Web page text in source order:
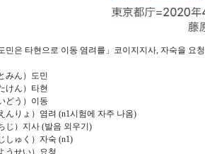
민은 타현으로 이동 염려를」코이지지사, 자숙을 요청
みん）도민
けん）타현
どう）이동
んりょ）염려 (n1시험에 자주 나옴)
じ）지사 (발음 외우기)
しゅく）자숙 (n1)
うせい）요청